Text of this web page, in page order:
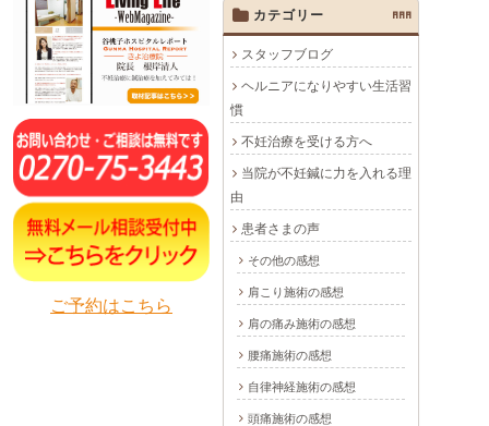
ご予約はこちら
カテゴリー AAA
スタッフブログ
ヘルニアになりやすい生活習
慣
不妊治療を受ける方へ
当院が不妊鍼に力を入れる理
由
患者さまの声
その他の感想
肩こり施術の感想
肩の痛み施術の感想
腰痛施術の感想
自律神経施術の感想
頭痛施術の感想